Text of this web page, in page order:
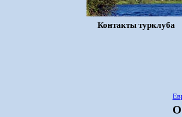
Контакты турклуба